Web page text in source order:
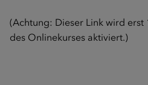
(Achtung: Dieser Link wird
des Onlinekurses aktiviert.)